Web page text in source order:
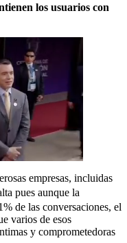
los usuarios con
empresas, incluidas
pues aunque la
de las conversaciones, el
varios de esos
y comprometedoras